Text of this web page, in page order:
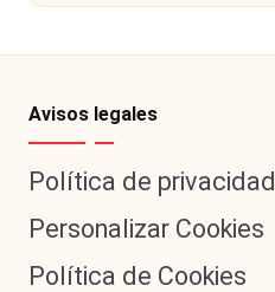
Avisos legales
Política de privacidad
Personalizar Cookies
Política de Cookies